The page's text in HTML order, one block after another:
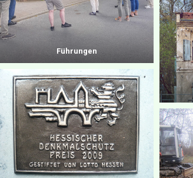
Führungen